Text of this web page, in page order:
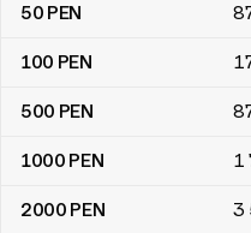
50 PEN
100 PEN
500 PEN
1000 PEN 1
2000 PEN 3